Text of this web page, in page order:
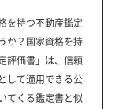
を持つ不動産鑑定
か？国家資格を持
評価書」は、信頼
して適用できる公
てくる鑑定書と似